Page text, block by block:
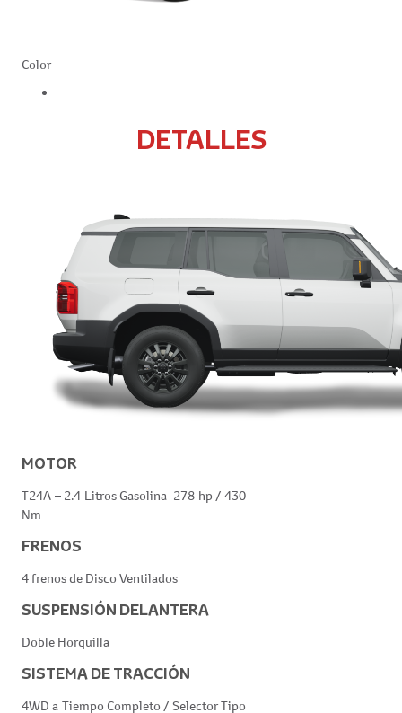
Color
DETALLES
MOTOR
T24A – 2.4 Litros Gasolina 278 hp / 430
Nm
FRENOS
4 frenos de Disco Ventilados
SUSPENSIÓN DELANTERA
Doble Horquilla
SISTEMA DE TRACCIÓN
4WD a Tiempo Completo / Selector Tipo